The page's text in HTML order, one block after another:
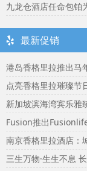
九龙仓酒店任命包铂
最新促销
港岛香格里拉推出马
点亮香格里拉璀璨节
南京香格里拉酒店：